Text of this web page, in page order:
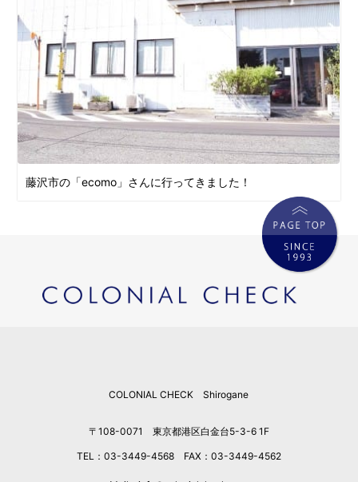
藤沢市の「ecomo」さんに行ってきました！
COLONIAL CHECK Shirogane
〒108-0071 東京都港区白金台5-3-6 1F
TEL：03-3449-4568 FAX：03-3449-4562